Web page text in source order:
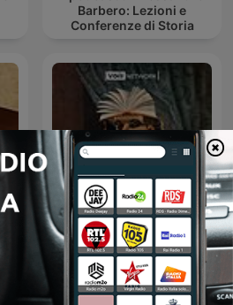
Barbero: Lezioni e
Conferenze di Storia
Pillole di Storia